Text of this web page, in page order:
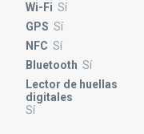
Wi-Fi Sí
GPS Sí
NFC Sí
Bluetooth Sí
Lector de huellas
digitales
Sí